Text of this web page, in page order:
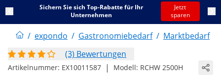
Sichern Sie sich Top-Rabatte für Ihr
Unternehmen
Jetzt
sparen
/ expondo / Gastronomiebedarf / Marktbedarf
(3) Bewertungen
Artikelnummer: EX10011587 | Modell: RCHW 2500H